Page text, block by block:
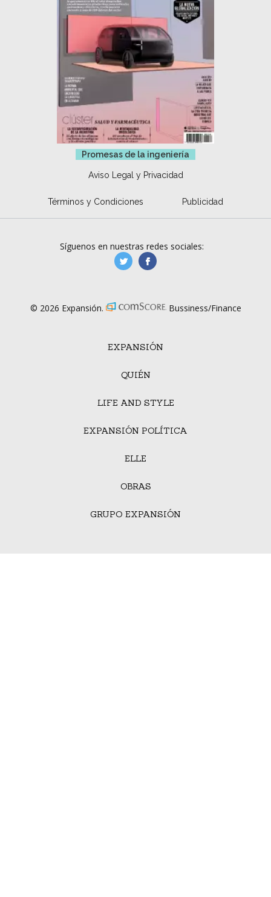
Promesas de la ingeniería
Aviso Legal y Privacidad
Términos y Condiciones Publicidad
EXPANSIÓN
QUIÉN
LIFE AND STYLE
EXPANSIÓN POLÍTICA
ELLE
OBRAS
GRUPO EXPANSIÓN
Síguenos en nuestras redes sociales:
manufacturaGE
© 2026 Expansión. Bussiness/Finance